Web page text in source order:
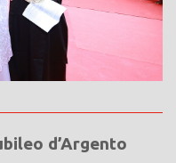
d’Argento